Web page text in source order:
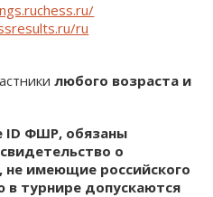
ru
любого возраста и
ID ФШР, обязаны
о
не имеющие российского
в турнире допускаются